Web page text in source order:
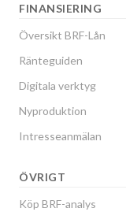
FINANSIERING
Översikt BRF-Lån
Ränteguiden
Digitala verktyg
Nyproduktion
Intresseanmälan
ÖVRIGT
Köp BRF-analys